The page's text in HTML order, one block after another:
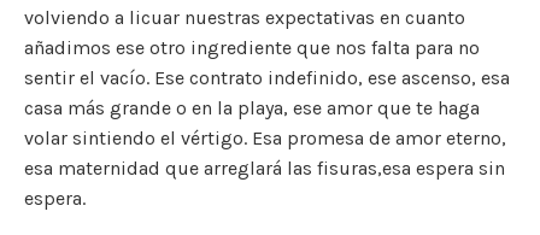
volviendo a licuar nuestras expectativas en cuanto
añadimos ese otro ingrediente que nos falta para no
sentir el vacío. Ese contrato indefinido, ese ascenso, esa
casa más grande o en la playa, ese amor que te haga
volar sintiendo el vértigo. Esa promesa de amor eterno,
esa maternidad que arreglará las fisuras,esa espera sin
espera.